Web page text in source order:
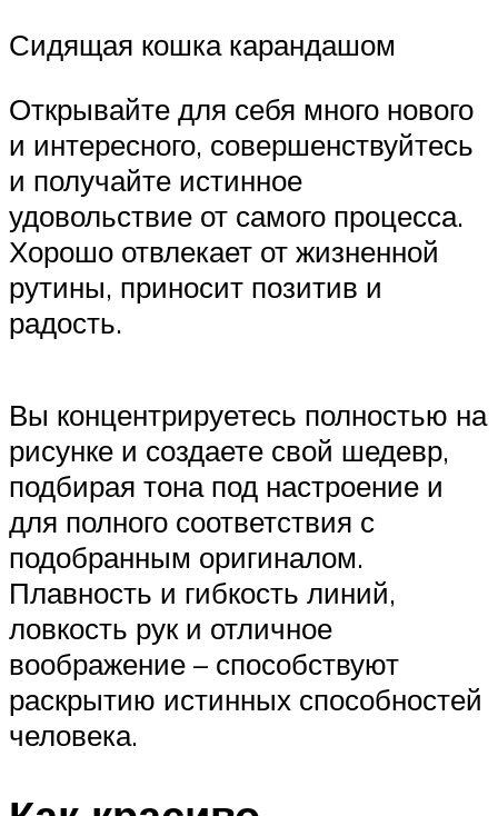
Сидящая кошка карандашом
Открывайте для себя много нового
и интересного, совершенствуйтесь
и получайте истинное
удовольствие от самого процесса.
Хорошо отвлекает от жизненной
рутины, приносит позитив и
радость.
Вы концентрируетесь полностью на
рисунке и создаете свой шедевр,
подбирая тона под настроение и
для полного соответствия с
подобранным оригиналом.
Плавность и гибкость линий,
ловкость рук и отличное
воображение – способствуют
раскрытию истинных способностей
человека.